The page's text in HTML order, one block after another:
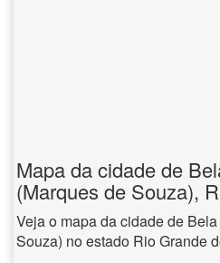
Mapa da cidade de
(Marques de Souza),
Veja o mapa da cidade de
Souza) no estado Rio Grande